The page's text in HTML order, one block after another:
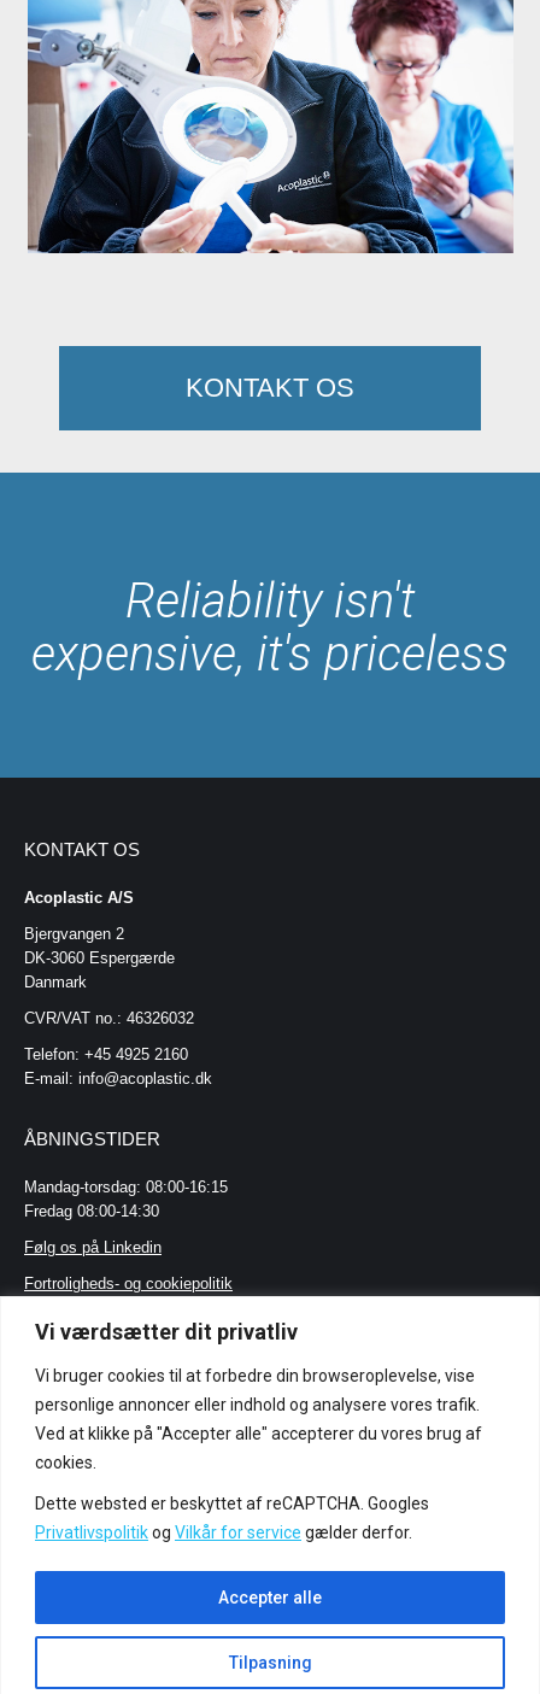
Vi værdsætter dit privatliv
Vi bruger cookies til at forbedre din browseroplevelse, vise
personlige annoncer eller indhold og analysere vores trafik.
Ved at klikke på "Accepter alle" accepterer du vores brug af
cookies.
Dette websted er beskyttet af reCAPTCHA. Googles
Privatlivspolitikog Vilkår for service gælder derfor.
Tilpasning
Accepter alle
KONTAKT OS
Reliability isn't
expensive, it's priceless
KONTAKT OS
Acoplastic A/S
Bjergvangen 2
DK-3060 Espergærde
Danmark
CVR/VAT no.: 46326032
Telefon: +45 4925 2160
E-mail: info@acoplastic.dk
ÅBNINGSTIDER
Mandag-torsdag: 08:00-16:15
Fredag 08:00-14:30
Følg os på Linkedin
Fortroligheds- og cookiepolitik
LEDER DU EFTER?
Job
Vilkår og betingelser
Acoplastics whistleblower-politik